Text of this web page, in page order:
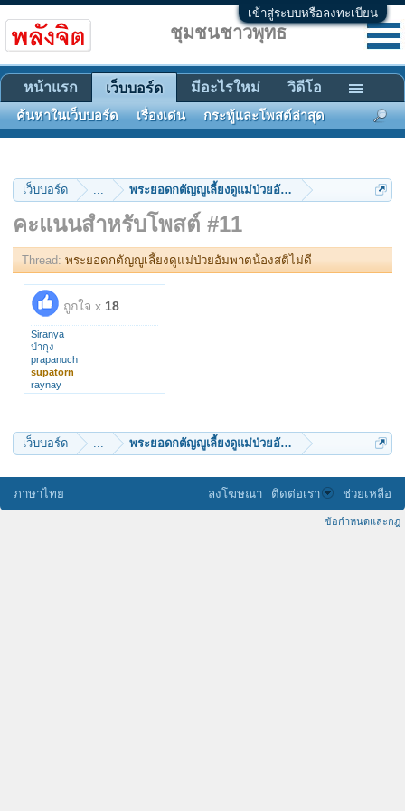
เข้าสู่ระบบหรือลงทะเบียน
เว็บบอร์ด ... พระยอดกตัญญูเลี้ยงดูแม่ป่วยอัมพาตน้องสติไม่ดี
คะแนนสำหรับโพสต์ #11
Thread: พระยอดกตัญญูเลี้ยงดูแม่ป่วยอัมพาตน้องสติไม่ดี
ถูกใจ x 18
Siranya
ป่ากุง
prapanuch
supatorn
raynay
WallFlower
May be no one
สามเณรเคน
pepsizaa
banyen9000
สายนำแก่ง
เว็บบอร์ด ... พระยอดกตัญญูเลี้ยงดูแม่ป่วยอัมพาตน้องสติไม่ดี
ชุมชนชาวพุทธ
หน้าแรก เว็บบอร์ด
ค้นหาในเว็บบอร์ด เรื่องเด่น กระทู้และโพสต์ล่าสุด
มีอะไรใหม่ วิดีโอ
ภาษาไทย ลงโฆษณา ติดต่อเรา ช่วยเหลือ
ข้อกำหนดและกฎ